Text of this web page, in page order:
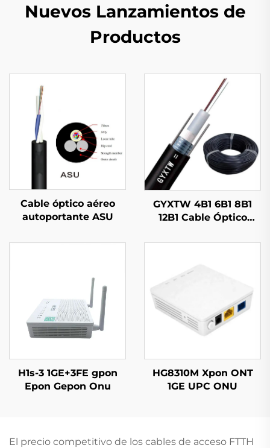
Nuevos Lanzamientos de
Productos
Cable óptico aéreo
autoportante ASU
GYXTW 4B1 6B1 8B1
12B1 Cable Óptico
H1s-3 1GE+3FE gpon
Epon Gepon Onu
HG8310M Xpon ONT
1GE UPC ONU
El precio competitivo de los cables de acceso FTTH